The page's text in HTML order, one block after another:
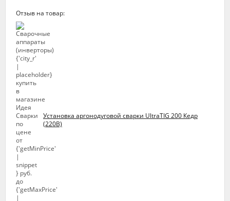
Отзыв на товар:
Установка аргонодуговой сварки UltraTIG 200 Кедр
(220В)